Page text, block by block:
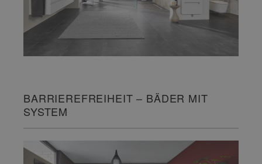
BARRIEREFREIHEIT – BÄDER MIT
SYSTEM